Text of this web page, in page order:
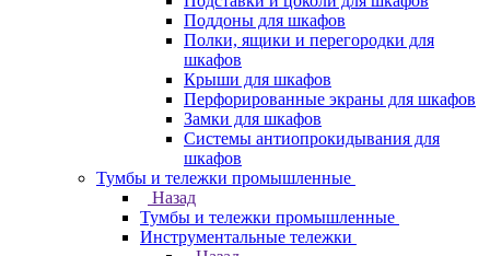
Поддоны для шкафов
Полки, ящики и перегородки для
шкафов
Крыши для шкафов
Перфорированные экраны для шкафов
Замки для шкафов
Системы антиопрокидывания для
шкафов
Тумбы и тележки промышленные
Назад
Тумбы и тележки промышленные
Инструментальные тележки